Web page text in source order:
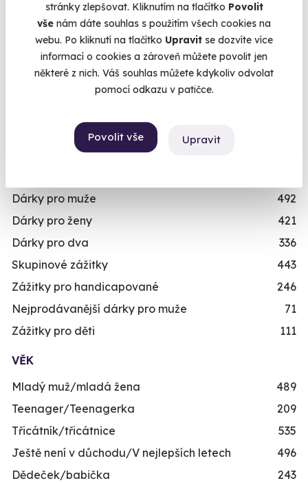
stránky zlepšovat. Kliknutím na tlačítko Povolit
vše nám dáte souhlas s použitím všech cookies na
webu. Po kliknutí na tlačítko Upravit se dozvíte více
informací o cookies a zároveň můžete povolit jen
některé z nich. Váš souhlas můžete kdykoliv odvolat
pomocí odkazu v patičce.
Povolit vše Upravit
Chcete rezervovat termín?
Objednat poukaz
rezervujte vy nebo obdarovaný později.
Již mám poukaz
Zážitky ve virtuální realitě
Zážitky na doma
Dárkové balíčky
Simulátory
Exkluzivně u Zážitky.cz
Dárky pro muže
492
Dárky pro ženy
421
Dárky pro dva
336
Skupinové zážitky
443
Zážitky pro handicapované
246
Nejprodávanější dárky pro muže
71
Zážitky pro děti
111
VĚK
Mladý muž/mladá žena
489
Teenager/Teenagerka
209
Třicátník/třicátnice
535
Ještě není v důchodu/V nejlepších letech
496
Dědeček/babička
243